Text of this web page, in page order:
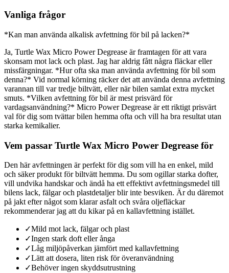
Vanliga frågor
*Kan man använda alkalisk avfettning för bil på lacken?*
Ja, Turtle Wax Micro Power Degrease är framtagen för att vara
skonsam mot lack och plast. Jag har aldrig fått några fläckar eller
missfärgningar. *Hur ofta ska man använda avfettning för bil som
denna?* Vid normal körning räcker det att använda denna avfettning
varannan till var tredje biltvätt, eller när bilen samlat extra mycket
smuts. *Vilken avfettning för bil är mest prisvärd för
vardagsanvändning?* Micro Power Degrease är ett riktigt prisvärt
val för dig som tvättar bilen hemma ofta och vill ha bra resultat utan
starka kemikalier.
Vem passar Turtle Wax Micro Power Degrease för
Den här avfettningen är perfekt för dig som vill ha en enkel, mild
och säker produkt för biltvätt hemma. Du som ogillar starka dofter,
vill undvika handskar och ändå ha ett effektivt avfettningsmedel till
bilens lack, fälgar och plastdetaljer blir inte besviken. Är du däremot
på jakt efter något som klarar asfalt och svåra oljefläckar
rekommenderar jag att du kikar på en kallavfettning istället.
✓Mild mot lack, fälgar och plast
✓Ingen stark doft eller ånga
✓Låg miljöpåverkan jämfört med kallavfettning
✓Lätt att dosera, liten risk för överanvändning
✓Behöver ingen skyddsutrustning